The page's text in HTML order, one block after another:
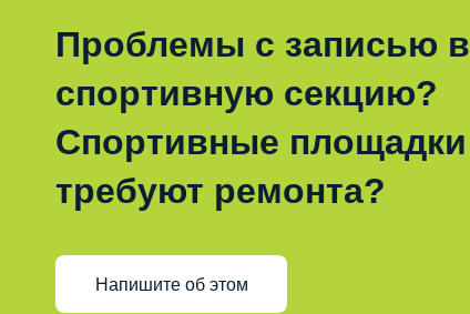
Проблемы с записью в
спортивную секцию?
Спортивные площадки
требуют ремонта?
Напишите об этом